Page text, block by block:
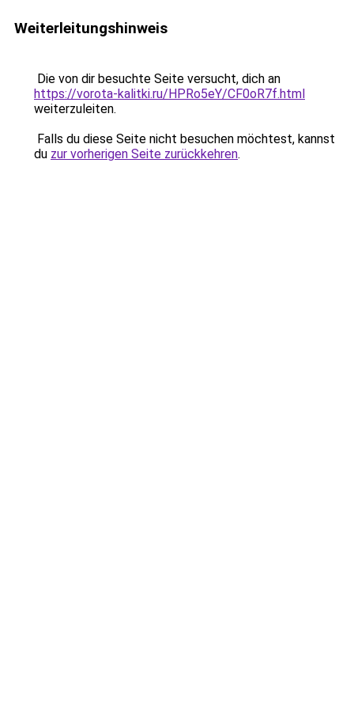
Weiterleitungshinweis
Die von dir besuchte Seite versucht, dich an
https://vorota-kalitki.ru/HPRo5eY/CF0oR7f.html
weiterzuleiten.
Falls du diese Seite nicht besuchen möchtest, kannst
du zur vorherigen Seite zurückkehren.